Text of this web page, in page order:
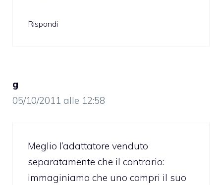
Rispondi
g
05/10/2011 alle 12:58
Meglio l’adattatore venduto
separatamente che il contrario:
immaginiamo che uno compri il suo